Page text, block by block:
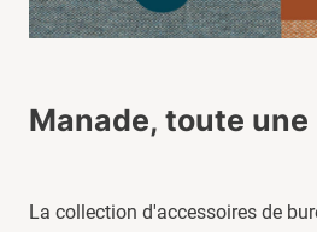
Manade, toute
La collection d'accessoires de